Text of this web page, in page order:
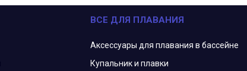
ВСЕ ДЛЯ ПЛАВАНИЯ
Аксессуары для плавания в бассейне
Купальник и плавки